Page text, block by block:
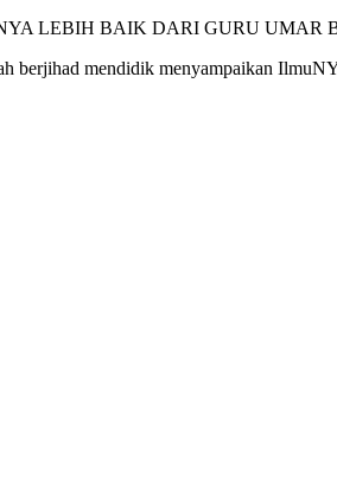
LEBIH BAIK DARI GURU UMAR
berjihad mendidik menyampaikan